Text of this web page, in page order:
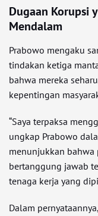
Dugaan Korupsi
Mendalam
Prabowo mengaku
tindakan ketiga
bahwa mereka
kepentingan
“Saya terpaksa
ungkap Prabowo
menunjukkan bahwa
bertanggung jawab
tenaga kerja yang
Dalam